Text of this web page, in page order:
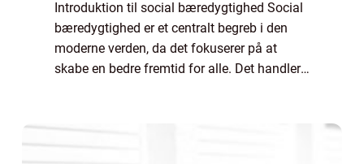
Introduktion til social bæredygtighed Social
bæredygtighed er et centralt begreb i den
moderne verden, da det fokuserer på at
skabe en bedre fremtid for alle. Det handler